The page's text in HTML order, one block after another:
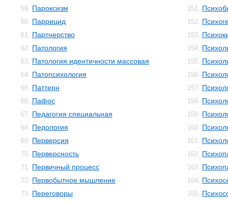
59. Пароксизм
60. Паррицид
61. Партнерство
62. Патология
63. Патология идентичности массовая
64. Патопсихология
65. Паттерн
66. Пафос
67. Педагогия специальная
68. Педология
69. Перверсия
70. Перверсность
71. Первичный процесс
72. Первобытное мышление
73. Переговоры
151.
152.
153.
154.
155.
156.
157.
158.
159.
160.
161.
162.
163.
164.
165.